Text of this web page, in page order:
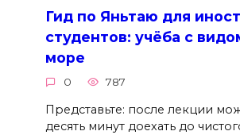
Гид по Яньтаю для
студентов: учёба с
море
0 787
Представьте: после лекции
десять минут доехать до